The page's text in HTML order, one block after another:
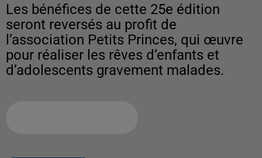
Les bénéfices de cette 25e édition
seront reversés au profit de
l’association Petits Princes, qui œuvre
pour réaliser les rêves d’enfants et
d’adolescents gravement malades.